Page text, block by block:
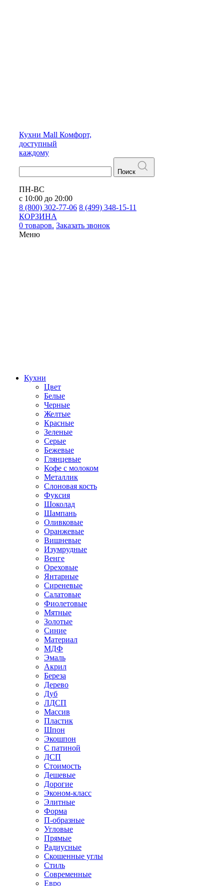
Кухни Mall Комфорт,
доступный
каждому
Поиск
ПН-ВС
с 10:00 до 20:00
8 (800) 302-77-06 8 (499) 348-15-11
КОРЗИНА
0 товаров. Заказать звонок
Меню
Кухни
Цвет
Белые
Черные
Желтые
Красные
Зеленые
Серые
Бежевые
Глянцевые
Кофе с молоком
Металлик
Слоновая кость
Фуксия
Шоколад
Шампань
Оливковые
Оранжевые
Вишневые
Изумрудные
Венге
Ореховые
Янтарные
Сиреневые
Салатовые
Фиолетовые
Мятные
Золотые
Синие
Материал
МДФ
Эмаль
Акрил
Береза
Дерево
Дуб
ЛДСП
Массив
Пластик
Шпон
Экошпон
С патиной
ДСП
Стоимость
Дешевые
Дорогие
Эконом-класс
Элитные
Форма
П-образные
Угловые
Прямые
Радиусные
Скошенные углы
Стиль
Современные
Евро